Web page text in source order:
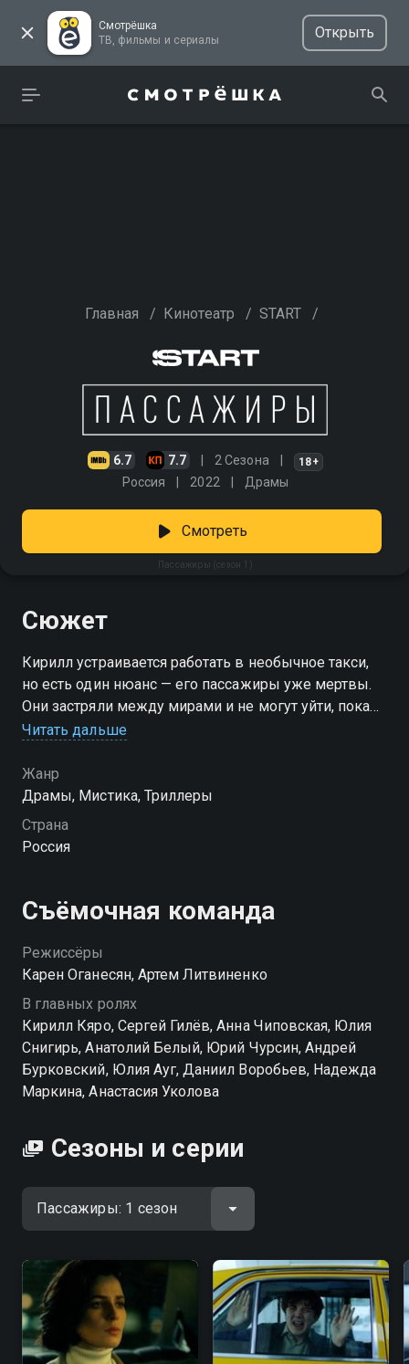
Смотрёшка
ТВ, фильмы и сериалы
Открыть
Главная / Кинотеатр / START /
6.7 7.7 2 Сезона 18+
Россия 2022 Драмы
Пассажиры (сезон 1)
Смотреть
Сюжет
Кирилл устраивается работать в необычное такси,
но есть один нюанс — его пассажиры уже мертвы.
Они застряли между мирами и не могут уйти, пока
не разберутся со своим прошлым. Кирилл вместе с
душам найти покой. Но чем дольше он выполняет
свою миссию, тем сильнее понимает: возможно,
ему самому тоже пора разобраться с тем, что его
держит на этом свете. «Пассажиры» — смотрите
Посмотреть онлайн 1 сезон сериала Пассажиры вы
можете совершенно бесплатно в хорошем HD
качестве на Смотрёшке
Читать дальше
Жанр
Драмы, Мистика, Триллеры
Страна
Россия
Съёмочная команда
Режиссёры
Карен Оганесян, Артем Литвиненко
В главных ролях
Кирилл Кяро, Сергей Гилёв, Анна Чиповская, Юлия
Снигирь, Анатолий Белый, Юрий Чурсин, Андрей
Бурковский, Юлия Ауг, Даниил Воробьев, Надежда
Маркина, Анастасия Уколова
Сезоны и серии